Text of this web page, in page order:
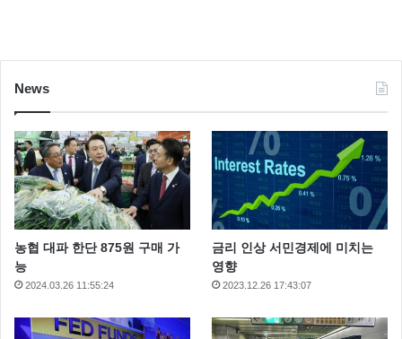
News
농협 대파 한단 875원 구매 가
능
2024.03.26 11:55:24
금리 인상 서민경제에 미치는
영향
2023.12.26 17:43:07